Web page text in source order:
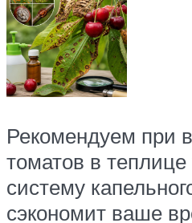
Рекомендуем при
томатов в теплице
систему
сэкономит ваше